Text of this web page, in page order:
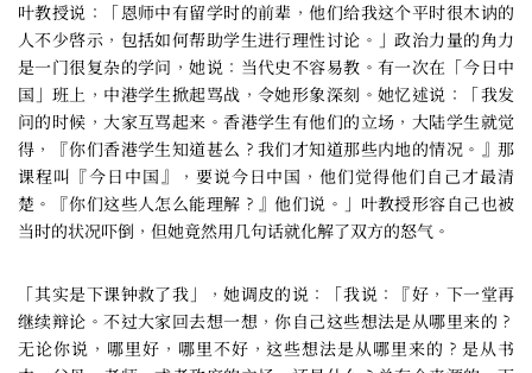
叶教授说：「恩师中有留学时的前辈，他们给我这个平时很木讷的
人不少啓示，包括如何帮助学生进行理性讨论。」政治力量的角力
是一门很复杂的学问，她说：当代史不容易教。有一次在「今日中
国」班上，中港学生掀起骂战，令她形象深刻。她忆述说：「我发
问的时候，大家互骂起来。香港学生有他们的立场，大陆学生就觉
得，『你们香港学生知道甚么？我们才知道那些内地的情况。』那
课程叫『今日中国』，要说今日中国，他们觉得他们自己才最清
楚。『你们这些人怎么能理解？』他们说。」叶教授形容自己也被
当时的状况吓倒，但她竟然用几句话就化解了双方的怒气。
「其实是下课钟救了我」，她调皮的说：「我说：『好，下一堂再
继续辩论。不过大家回去想一想，你自己这些想法是从哪里来的？
无论你说，哪里好，哪里不好，这些想法是从哪里来的？是从书